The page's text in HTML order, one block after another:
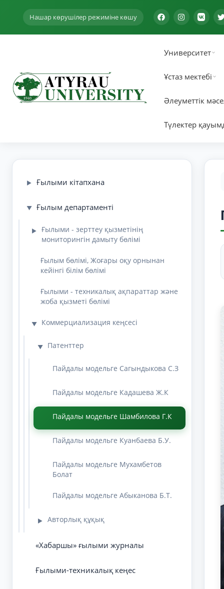
Нашар көрушілер режиміне көшу
Университет
Ұстаз мектебі
Әлеуметтік
Түлектер
▶ Ғылыми кітапхана
▼ Ғылым департаменті
▶
Ғылыми - зерттеу қызметінің
мониторингін дамыту бөлімі
Ғылым бөлімі, Жоғары оқу орнынан
кейінгі білім бөлімі
Ғылыми - техникалық ақпараттар және
жоба қызметі бөлімі
▼ Коммерциализация кеңсесі
▼ Патенттер
Пайдалы модельге Сагындыкова С.З
Пайдалы модельге Кадашева Ж.К
Пайдалы модельге Шамбилова Г.К
Пайдалы модельге Куанбаева Б.У.
Пайдалы модельге Мухамбетов
Болат
Пайдалы модельге Абыканова Б.Т.
▶ Авторлық құқық
«Хабаршы» ғылыми журналы
Ғылыми-техникалық кеңес